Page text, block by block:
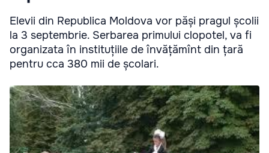
Elevii din Republica Moldova vor păși pragul școlii
la 3 septembrie. Serbarea primului clopotel, va fi
organizata în instituțiile de învățămînt din țară
pentru cca 380 mii de școlari.